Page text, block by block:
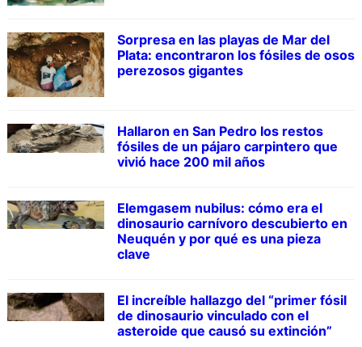
Sorpresa en las playas de Mar del
Plata: encontraron los fósiles de osos
perezosos gigantes
Hallaron en San Pedro los restos
fósiles de un pájaro carpintero que
vivió hace 200 mil años
Elemgasem nubilus: cómo era el
dinosaurio carnívoro descubierto en
Neuquén y por qué es una pieza
clave
El increíble hallazgo del “primer fósil
de dinosaurio vinculado con el
asteroide que causó su extinción”